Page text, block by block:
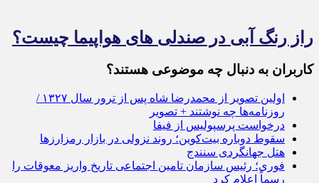
راز رنگ آبی در صندلی های هواپیما چیست؟
کاربران به دنبال چه موضوعی هستند؟
اولین تصویر از محمدرضا شاه پس از ترور سال ۱۳۲۷ /
روزنامه‌ها چه نوشتند + تصویر
درخواست پرسپولیس از فیفا
سقوط دوباره بیت‌کوین؛ روند نزولی در بازار رمزارز‌ها
هتل جهانگردی سنندج
فوری؛ رئیس سازمان تامین اجتماعی تاریخ واریز معوقات را
رسماً اعلام کرد